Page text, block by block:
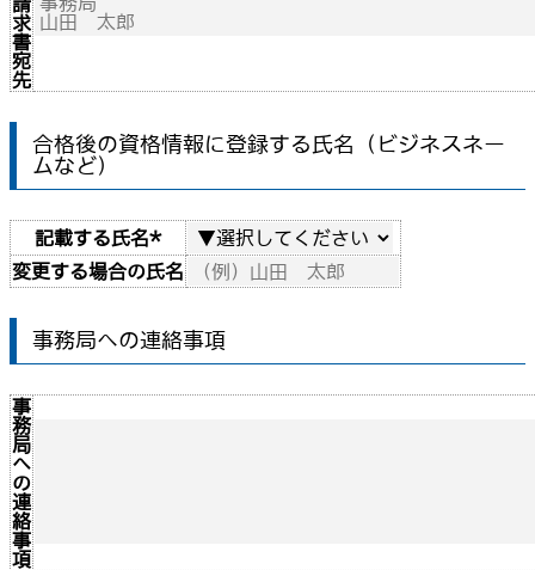
求
書
宛
先
合格後の資格情報に登録する氏名（ビジネスネー
ムなど）
記載する氏名*
変更する場合の氏名
事務局への連絡事項
事
務
局
へ
の
連
絡
事
項